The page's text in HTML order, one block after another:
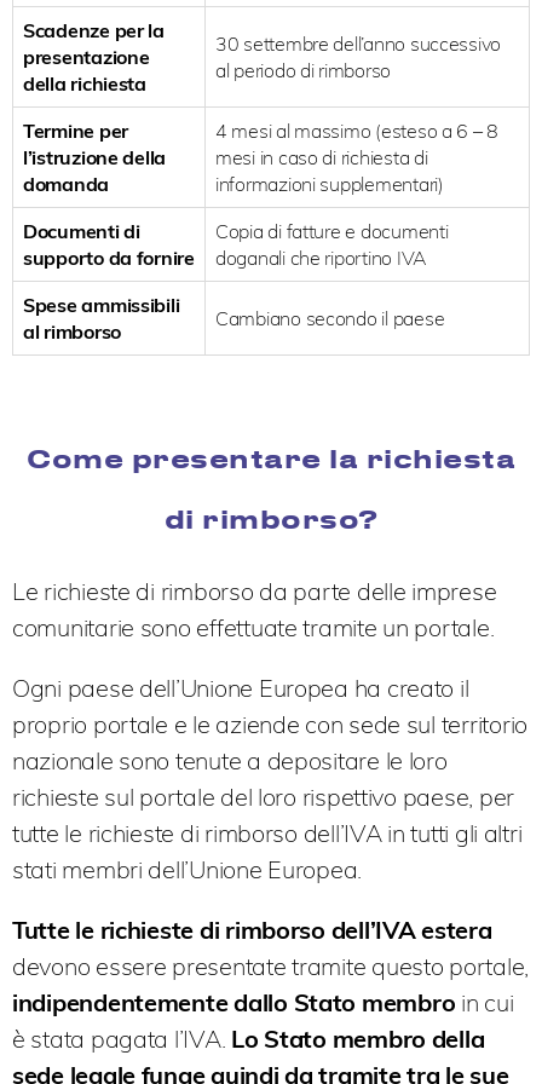
Scadenze per la
presentazione
della richiesta
30 settembre dell’anno successivo
al periodo di rimborso
Termine per
l’istruzione della
domanda
4 mesi al massimo (esteso a 6 – 8
mesi in caso di richiesta di
informazioni supplementari)
Documenti di
supporto da fornire
Copia di fatture e documenti
doganali che riportino IVA
Spese ammissibili
al rimborso
Cambiano secondo il paese
Come presentare la richiesta
di rimborso?
Le richieste di rimborso da parte delle imprese
comunitarie sono effettuate tramite un portale.
Ogni paese dell’Unione Europea ha creato il
proprio portale e le aziende con sede sul territorio
nazionale sono tenute a depositare le loro
richieste sul portale del loro rispettivo paese, per
tutte le richieste di rimborso dell’IVA in tutti gli altri
stati membri dell’Unione Europea.
Tutte le richieste di rimborso dell’IVA estera
devono essere presentate tramite questo portale,
indipendentemente dallo Stato membro in cui
è stata pagata l’IVA. Lo Stato membro della
sede legale funge quindi datramite tra le sue